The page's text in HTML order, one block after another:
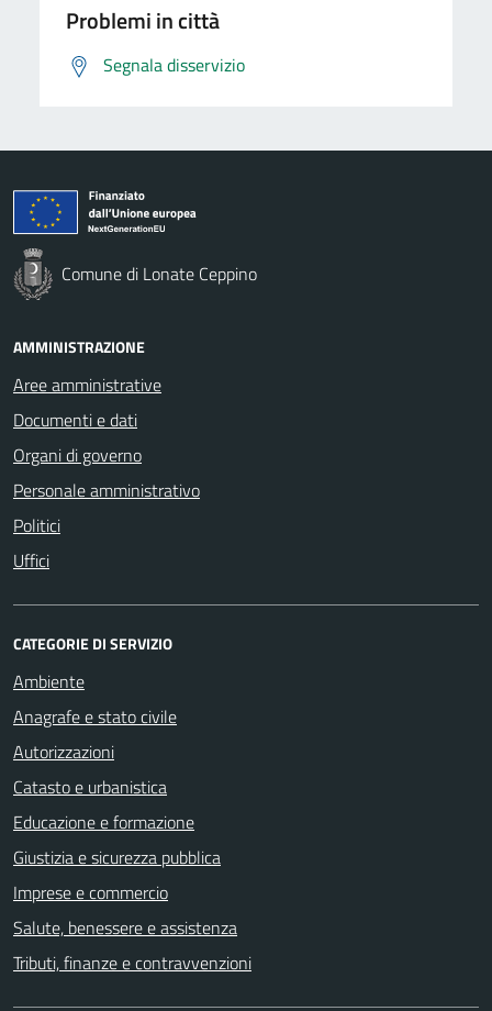
Problemi in città
Segnala disservizio
Comune di Lonate Ceppino
AMMINISTRAZIONE
Aree amministrative
Documenti e dati
Organi di governo
Personale amministrativo
Politici
Uffici
CATEGORIE DI SERVIZIO
Ambiente
Anagrafe e stato civile
Autorizzazioni
Catasto e urbanistica
Educazione e formazione
Giustizia e sicurezza pubblica
Imprese e commercio
Salute, benessere e assistenza
Tributi, finanze e contravvenzioni